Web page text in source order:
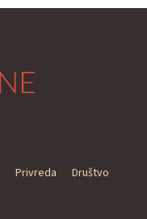
Privreda
Društvo